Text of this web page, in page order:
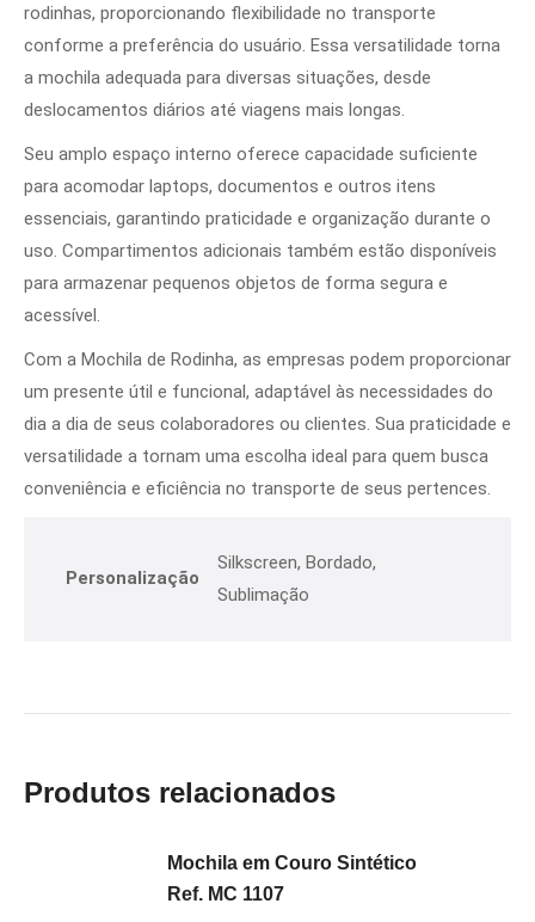
rodinhas, proporcionando flexibilidade no transporte
conforme a preferência do usuário. Essa versatilidade torna
a mochila adequada para diversas situações, desde
deslocamentos diários até viagens mais longas.
Seu amplo espaço interno oferece capacidade suficiente
para acomodar laptops, documentos e outros itens
essenciais, garantindo praticidade e organização durante o
uso. Compartimentos adicionais também estão disponíveis
para armazenar pequenos objetos de forma segura e
acessível.
Com a Mochila de Rodinha, as empresas podem proporcionar
um presente útil e funcional, adaptável às necessidades do
dia a dia de seus colaboradores ou clientes. Sua praticidade e
versatilidade a tornam uma escolha ideal para quem busca
conveniência e eficiência no transporte de seus pertences.
Personalização
Silkscreen, Bordado,
Sublimação
Produtos relacionados
Mochila em Couro Sintético
Ref. MC 1107